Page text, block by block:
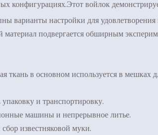
конфигурациях.Этот войлок
варианты настройки для
материал подвергается обширным
ткань в основном используется в
и транспортировку.
машины и непрерывное литье.
известняковой муки.